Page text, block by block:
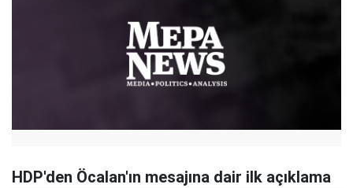
HDP'den Öcalan'ın mesajına dair ilk açıklama